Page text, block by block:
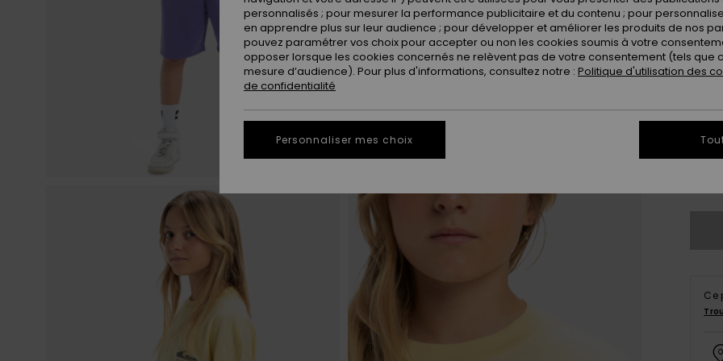
8
Ce
personnalisés ; pour mesurer la performance publicitaire et du contenu ; pour
en apprendre plus sur leur audience ; pour développer et améliorer les produits de nos
pouvez paramétrer vos choix pour accepter ou non les cookies soumis à votre
opposer lorsque les cookies concernés ne relèvent pas de votre consentement (tels que
mesure d’audience). Pour plus d'informations, consultez notre : Politique d'utilisation des
de confidentialité
Personnaliser mes choix